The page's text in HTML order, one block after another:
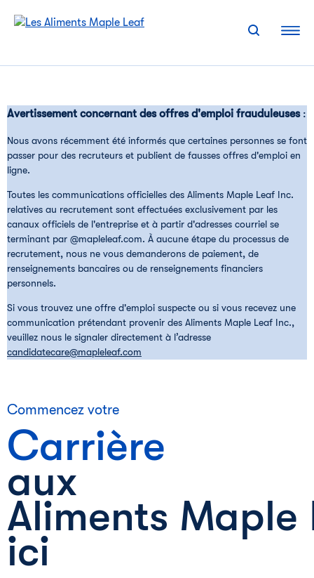
Avertissement concernant des offres d'emploi frauduleuses:
Nous avons récemment été informés que certaines personnes se font
passer pour des recruteurs et publient de fausses offres d'emploi en
ligne.
Toutes les communications officielles des Aliments Maple Leaf Inc.
relatives au recrutement sont effectuées exclusivement par les
canaux officiels de l'entreprise et à partir d'adresses courriel se
terminant par @mapleleaf.com. À aucune étape du processus de
recrutement, nous ne vous demanderons de paiement, de
renseignements bancaires ou de renseignements financiers
personnels.
Si vous trouvez une offre d'emploi suspecte ou si vous recevez une
communication prétendant provenir des Aliments Maple Leaf Inc.,
veuillez nous le signaler directement à l’adresse
candidatecare@mapleleaf.com
Commencez votre
Carrière
aux
Aliments Maple
ici